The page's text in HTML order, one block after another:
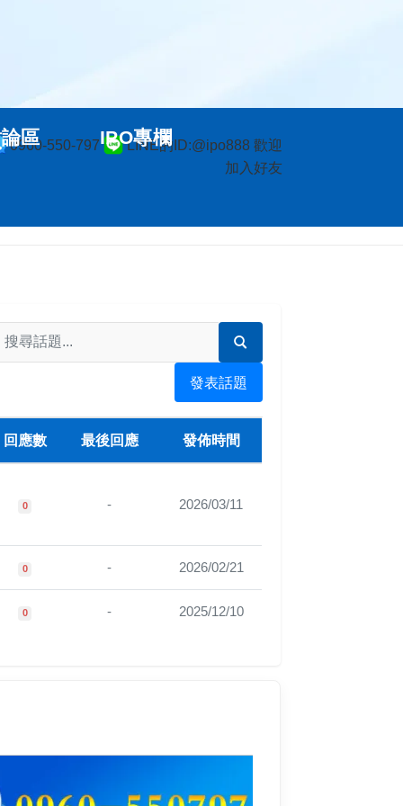
0960-550-797
LINE的ID:@ipo888 歡迎
加入好友
區 IPO專欄
發表話題
回應數 最後回應 發佈時間
0 - 2026/03/11
0 - 2026/02/21
0 - 2025/12/10